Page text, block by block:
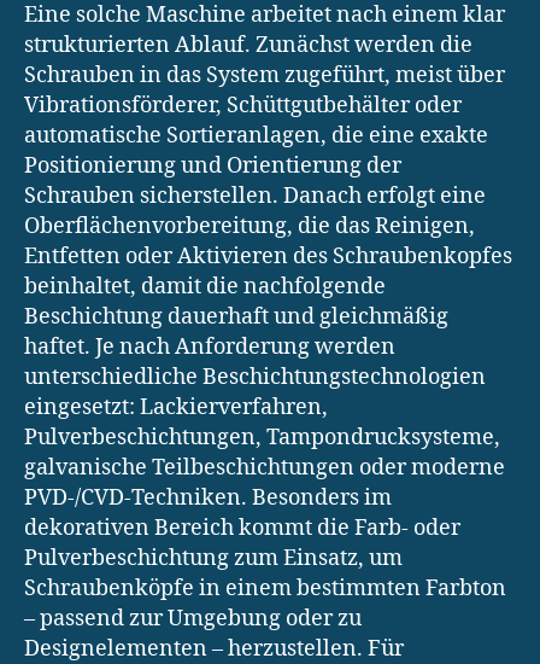
Eine solche Maschine arbeitet nach einem klar
strukturierten Ablauf. Zunächst werden die
Schrauben in das System zugeführt, meist über
Vibrationsförderer, Schüttgutbehälter oder
automatische Sortieranlagen, die eine exakte
Positionierung und Orientierung der
Schrauben sicherstellen. Danach erfolgt eine
Oberflächenvorbereitung, die das Reinigen,
Entfetten oder Aktivieren des Schraubenkopfes
beinhaltet, damit die nachfolgende
Beschichtung dauerhaft und gleichmäßig
haftet. Je nach Anforderung werden
unterschiedliche Beschichtungstechnologien
eingesetzt: Lackierverfahren,
Pulverbeschichtungen, Tampondrucksysteme,
galvanische Teilbeschichtungen oder moderne
PVD-/CVD-Techniken. Besonders im
dekorativen Bereich kommt die Farb- oder
Pulverbeschichtung zum Einsatz, um
Schraubenköpfe in einem bestimmten Farbton
– passend zur Umgebung oder zu
Designelementen – herzustellen. Für